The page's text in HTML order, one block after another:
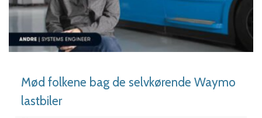
LÆS MERE
Mød folkene bag de selvkørende Waymo
lastbiler